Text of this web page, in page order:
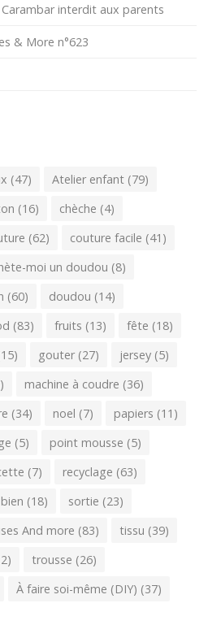
interdit aux parents
& More n°623
(47) Atelier enfant (79)
(16) chèche (4)
(62) couture facile (41)
moi un doudou (8)
(60) doudou (14)
(83) fruits (13) fête (18)
gouter (27) jersey (5)
machine à coudre (36)
(34) noel (7) papiers (11)
(5) point mousse (5)
(7) recyclage (63)
(18) sortie (23)
And more (83) tissu (39)
trousse (26)
À faire soi-même (DIY) (37)